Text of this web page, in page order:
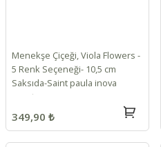
Menekşe Çiçeği, Viola Flowers -
5 Renk Seçeneği- 10,5 cm
Saksıda-Saint paula inova
spectra
349,90 ₺